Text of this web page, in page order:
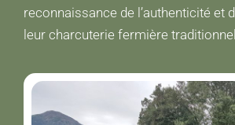
reconnaissance de l’authenticité et
leur charcuterie fermière